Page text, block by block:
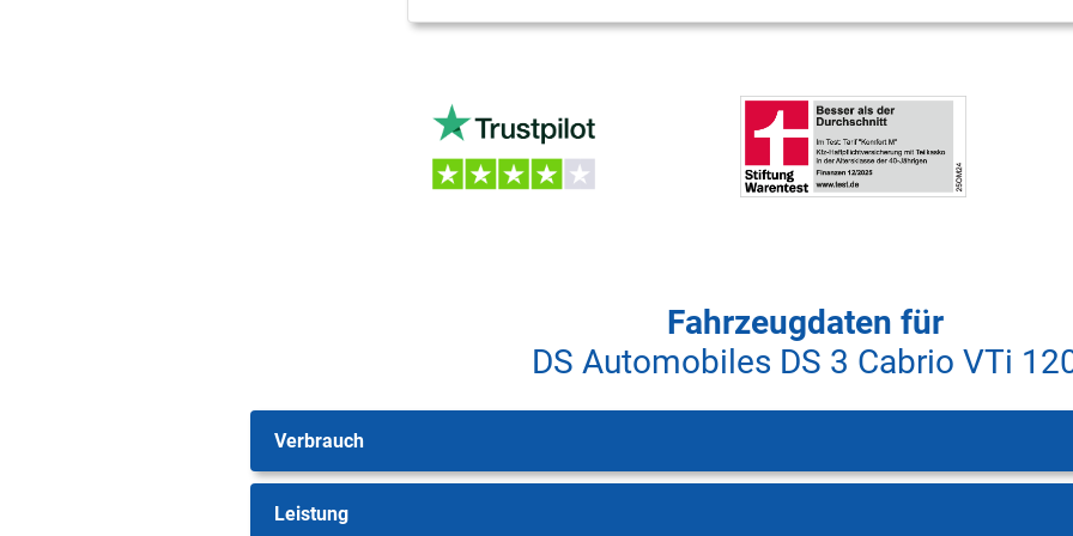
Fahrzeugdaten für
DS Automobiles DS 3 Cabrio VTi
Verbrauch
Leistung